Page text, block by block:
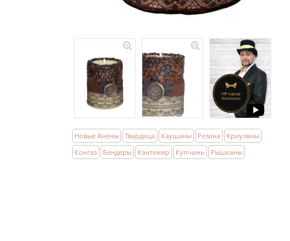
Новые Анены Твардица Каушаны Резина
Криуляны
Конгаз
Бендеры Кантемир Купчинь Рышканы